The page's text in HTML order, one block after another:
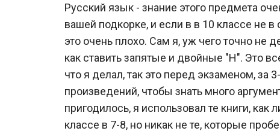
Русский язык - знание этого предмета
вашей подкорке, и если в в 10 классе не в
это очень плохо. Сам я, уж чего точно не
как ставить запятые и двойные "Н". Это
что я делал, так это перед экзаменом, за
произведений, чтобы знать много
пригодилось, я использовал те книги,
классе в 7-8, но никак не те, которые